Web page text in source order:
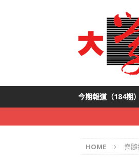
今期報道（184期）
HOME 脊